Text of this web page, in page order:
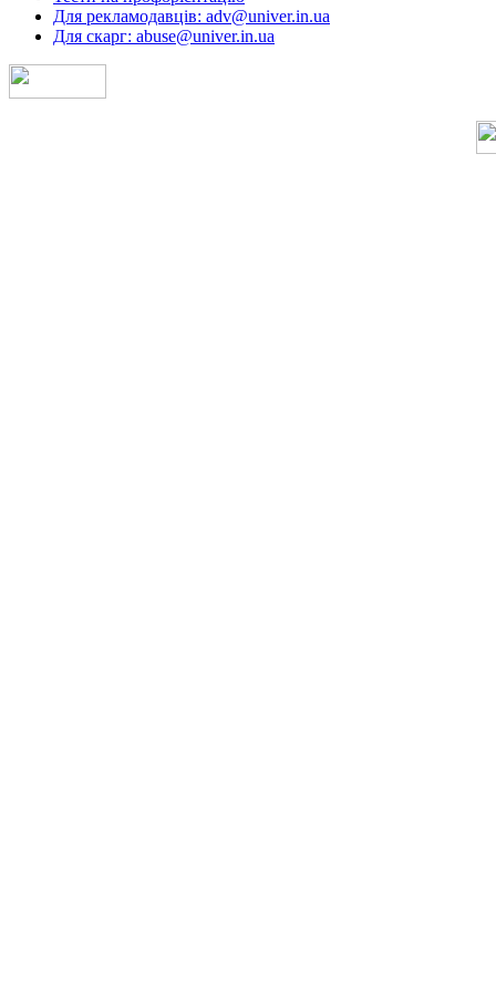
Для рекламодавців: adv@univer.in.ua
Для скарг: abuse@univer.in.ua